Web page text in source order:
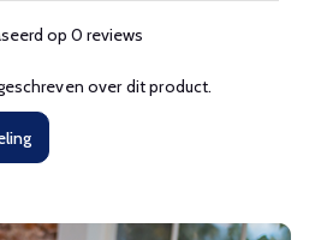
op 0 reviews
over dit product.